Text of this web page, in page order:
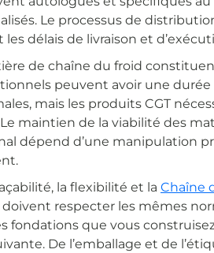
Le processus de
délais de livraison et
de chaîne du froid
peuvent avoir une
mais les produits CGT
Le maintien de la viabilité des
dépend d’une manipulation
la flexibilité et la Chaîne
respecter les mêmes
fondations que vous
De l’emballage et de